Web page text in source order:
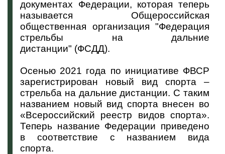
документах Федерации, которая теперь
называется Общероссийская
общественная организация "Федерация
стрельбы на дальние
дистанции" (ФСДД).
Осенью 2021 года по инициативе ФВСР
зарегистрирован новый вид спорта –
стрельба на дальние дистанции. С таким
названием новый вид спорта внесен во
«Всероссийский реестр видов спорта».
Теперь название Федерации приведено
в соответствие с названием вида
спорта.